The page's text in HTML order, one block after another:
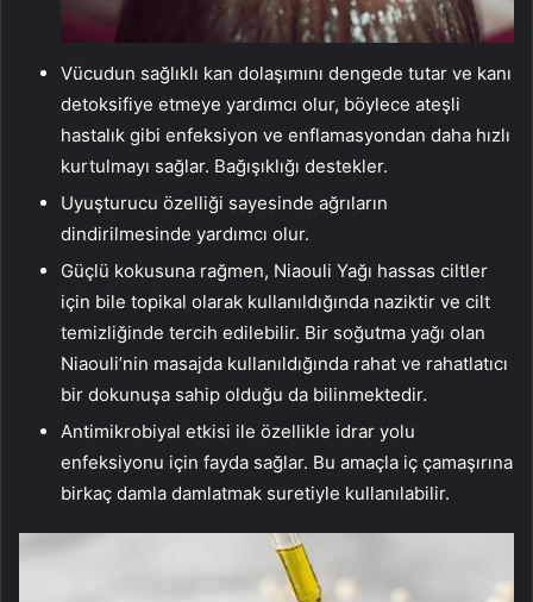
Vücudun sağlıklı kan dolaşımını dengede tutar ve kanı
detoksifiye etmeye yardımcı olur, böylece ateşli
hastalık gibi enfeksiyon ve enflamasyondan daha hızlı
kurtulmayı sağlar. Bağışıklığı destekler.
Uyuşturucu özelliği sayesinde ağrıların
dindirilmesinde yardımcı olur.
Güçlü kokusuna rağmen, Niaouli Yağı hassas ciltler
için bile topikal olarak kullanıldığında naziktir ve cilt
temizliğinde tercih edilebilir. Bir soğutma yağı olan
Niaouli’nin masajda kullanıldığında rahat ve rahatlatıcı
bir dokunuşa sahip olduğu da bilinmektedir.
Antimikrobiyal etkisi ile özellikle idrar yolu
enfeksiyonu için fayda sağlar. Bu amaçla iç çamaşırına
birkaç damla damlatmak suretiyle kullanılabilir.